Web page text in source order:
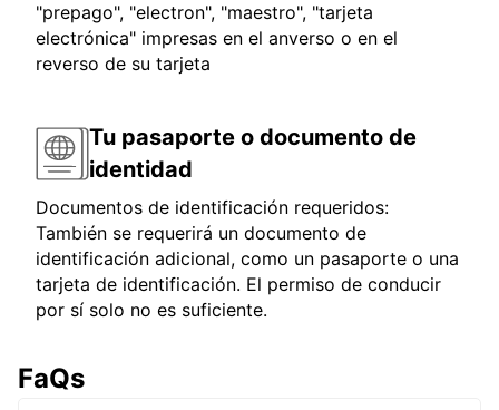
"prepago", "electron", "maestro", "tarjeta
electrónica" impresas en el anverso o en el
reverso de su tarjeta
Tu pasaporte o documento de
identidad
Documentos de identificación requeridos:
También se requerirá un documento de
identificación adicional, como un pasaporte o una
tarjeta de identificación. El permiso de conducir
por sí solo no es suficiente.
FaQs